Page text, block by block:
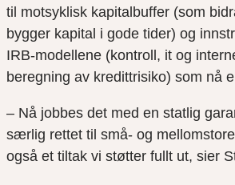
til motsyklisk kapitalbuffer (som
bygger kapital i gode tider) og
IRB-modellene (kontroll, it og
beregning av kredittrisiko) som nå
– Nå jobbes det med en statlig
særlig rettet til små- og
også et tiltak vi støtter fullt ut, sier